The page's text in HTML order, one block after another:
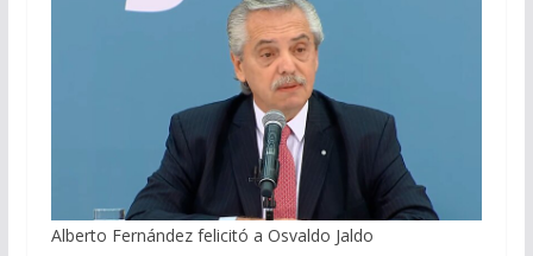
Alberto Fernández felicitó a Osvaldo Jaldo